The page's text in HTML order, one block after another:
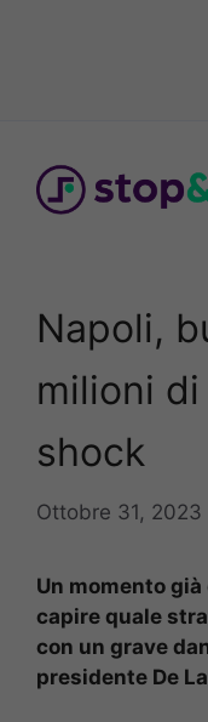
contenuto
Napoli,
milioni di
shock
Ottobre 31, 2023
Un momento
capire quale
con un grave
presidente De